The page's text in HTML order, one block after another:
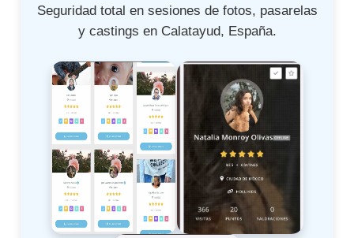
Seguridad total en sesiones de fotos, pasarelas
y castings en Calatayud, España.